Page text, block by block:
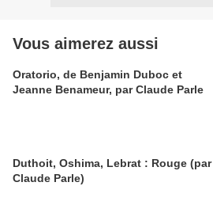
Vous aimerez aussi
Oratorio, de Benjamin Duboc et
Jeanne Benameur, par Claude Parle
Duthoit, Oshima, Lebrat : Rouge (par
Claude Parle)